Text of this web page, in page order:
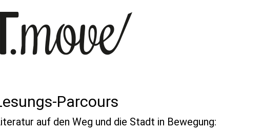
Parcours
auf den Weg und die Stadt in Bewegung: